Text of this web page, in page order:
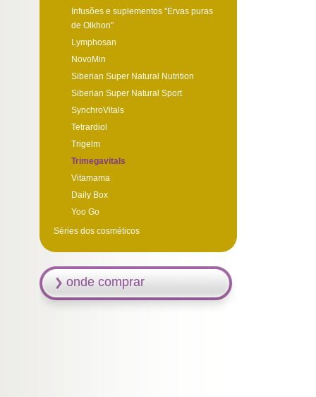
Infusões e suplementos "Ervas puras
de Olkhon"
Lymphosan
NovoMin
Siberian Super Natural Nutrition
Siberian Super Natural Sport
SynchroVitals
Tetrardiol
Trigelm
Trimegavitals
Vitamama
Daily Box
Yoo Go
Séries dos cosméticos
onde comprar